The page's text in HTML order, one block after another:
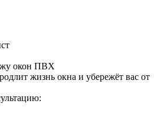
окон ПВХ
жизнь окна и убережёт вас от